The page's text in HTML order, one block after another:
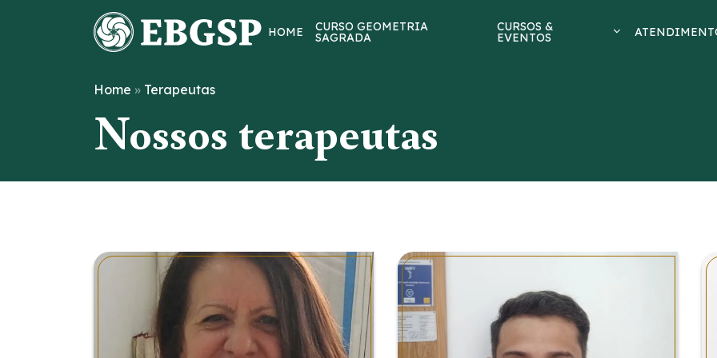
HOME CURSO GEOMETRIA
SAGRADA
CURSOS &
EVENTOS
Home » Terapeutas
Nossos terapeutas